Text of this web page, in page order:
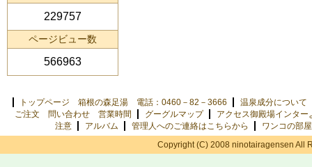
229757
ページビュー数
566963
トップページ 箱根の森足湯 電話：0460－82－3666
温泉成分について
ご注文 問い合わせ 営業時間
グーグルマップ
アクセス御殿場インター
注意
アルバム 管理人へのご連絡はこちらから
ワンコの部屋
Copyright (C) 2008 ninotairagensen All